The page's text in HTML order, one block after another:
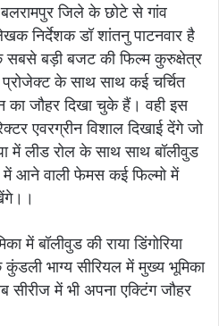
जिले के छोटे से गांव
निर्देशक डॉ शांतनु पाटनवार है
बड़ी बजट की फिल्म कुरुक्षेत्र
के साथ साथ कई चर्चित
का जौहर दिखा चुके हैं। वही इस
एवरग्रीन विशाल दिखाई देंगे जो
में लीड रोल के साथ साथ बॉलीवुड
में आने वाली फेमस कई फिल्मो में
में बॉलीवुड की राया डिंगोरिया
कुंडली भाग्य सीरियल में मुख्य भूमिका
सीरीज में भी अपना एक्टिंग जौहर